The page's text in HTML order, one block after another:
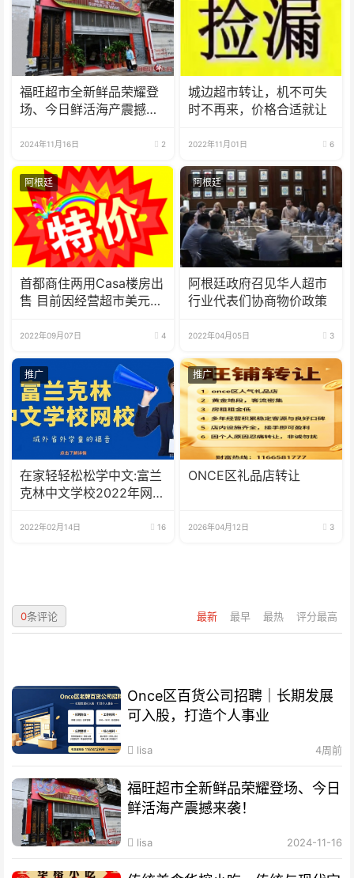
福旺超市全新鲜品荣耀登
场、今日鲜活海产震撼来
2024年11月16日 2
城边超市转让，机不可失
时不再来，价格合适就让
2022年11月01日 6
阿根廷
首都商住两用Casa楼房出
售 目前因经营超市美元月
2022年09月07日 4
阿根廷
阿根廷政府召见华人超市
行业代表们协商物价政策
2022年04月05日 3
推广
在家轻轻松松学中文:富兰
克林中文学校2022年网校
2022年02月14日 16
推广
ONCE区礼品店转让
2026年04月12日 3
最新 最早 最热 评分最高
0条评论
Once区百货公司招聘｜长期发展
可入股，打造个人事业
lisa 4周前
福旺超市全新鲜品荣耀登场、今日
鲜活海产震撼来袭！
lisa 2024-11-16